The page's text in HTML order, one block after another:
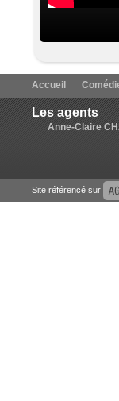
Accueil
Les agents
Anne-Claire
Site référencé sur